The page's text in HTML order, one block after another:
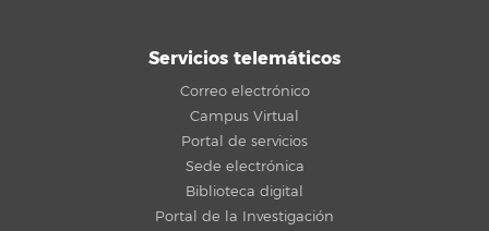
Servicios telemáticos
Correo electrónico
Campus Virtual
Portal de servicios
Sede electrónica
Biblioteca digital
Portal de la Investigación